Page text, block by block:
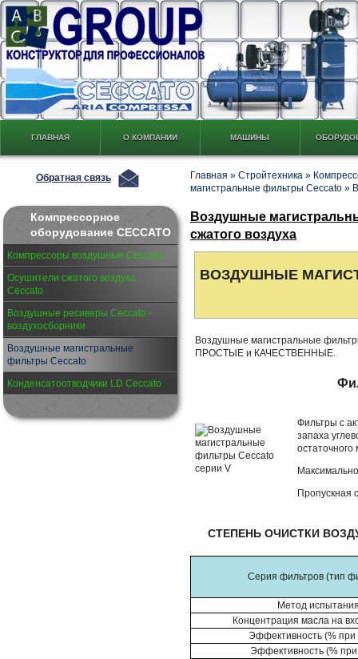
ГЛАВНАЯ О КОМПАНИИ МАШИНЫ
Обратная связь
Компрессорное
оборудование CECCATO
Компрессоры воздушные Ceccato
Осушители сжатого воздуха
Ceccato
Воздушные ресиверы Ceccato -
воздухосборники
Воздушные магистральные
фильтры Ceccato
Конденсатоотводчики LD Ceccato
Главная » Стройтехника »
магистральные фильтры Ceccato »
Воздушные
сжатого воздуха
ВОЗДУШНЫЕ
Воздушные магистральные
ПРОСТЫЕ и КАЧЕСТВЕННЫЕ.
Фильтры с
запаха
Пропускная
СТЕПЕНЬ ОЧИСТКИ
Серия фильтров (тип
Метод
Концентрация масла на
Эффективность (% при
Эффективность (%